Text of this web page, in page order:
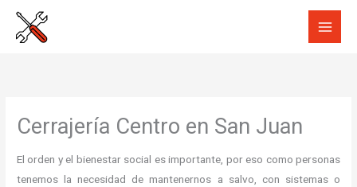
Cerrajería Centro en San Juan
El orden y el bienestar social es importante, por eso como personas
tenemos la necesidad de mantenernos a salvo, con sistemas o